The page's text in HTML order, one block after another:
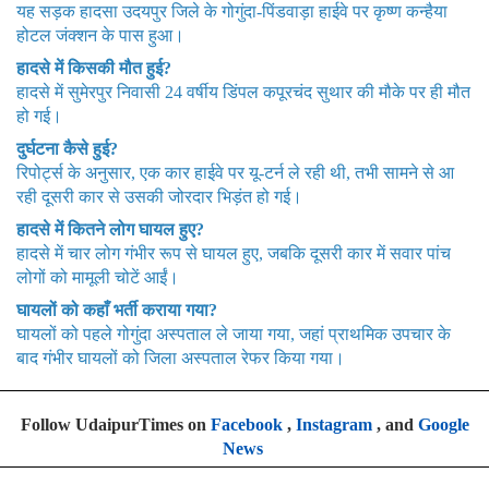
यह सड़क हादसा उदयपुर जिले के गोगुंदा-पिंडवाड़ा हाईवे पर कृष्ण कन्हैया
होटल जंक्शन के पास हुआ।
हादसे में किसकी मौत हुई?
हादसे में सुमेरपुर निवासी 24 वर्षीय डिंपल कपूरचंद सुथार की मौके पर ही मौत
हो गई।
दुर्घटना कैसे हुई?
रिपोर्ट्स के अनुसार, एक कार हाईवे पर यू-टर्न ले रही थी, तभी सामने से आ
रही दूसरी कार से उसकी जोरदार भिड़ंत हो गई।
हादसे में कितने लोग घायल हुए?
हादसे में चार लोग गंभीर रूप से घायल हुए, जबकि दूसरी कार में सवार पांच
लोगों को मामूली चोटें आईं।
घायलों को कहाँ भर्ती कराया गया?
घायलों को पहले गोगुंदा अस्पताल ले जाया गया, जहां प्राथमिक उपचार के
बाद गंभीर घायलों को जिला अस्पताल रेफर किया गया।
Follow UdaipurTimes on Facebook, Instagram, and Google
News